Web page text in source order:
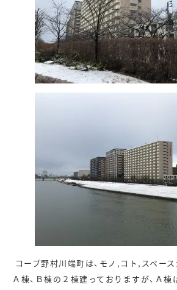
コープ野村川端町は、モノ,コト,スペース
Ａ棟、Ｂ棟の２棟建っておりますが、Ａ棟